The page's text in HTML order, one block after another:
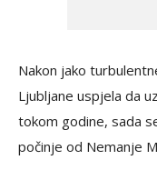
Nakon jako
Ljubljane uspjela da
tokom godine, sada
počinje od Nemanje